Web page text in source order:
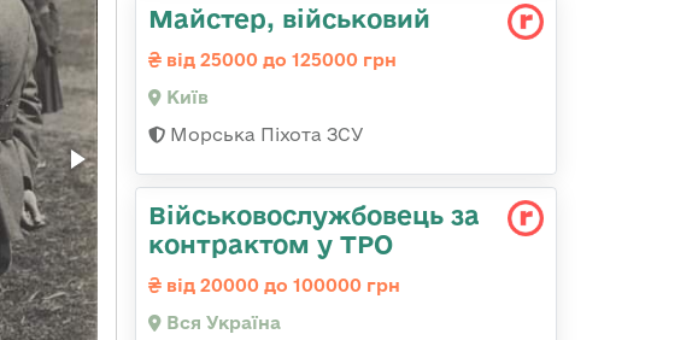
Майстеp, військовий
від 25000 до 125000 грн
Київ
Морська Піхота ЗСУ
Військовослужбовець за
контрактом у ТРО
від 20000 до 100000 грн
Вся Україна